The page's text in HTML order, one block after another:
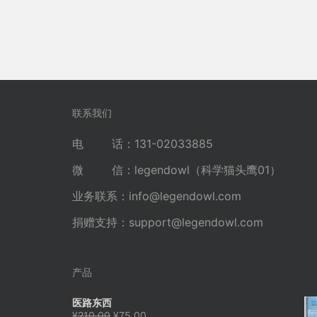
联系我们
电 话：131-02033885
微 信：legendowl（科学猫头鹰01）
业务联系： info@legendowl.com
捐赠支持： support@legendowl.com
产品
医路东西
原